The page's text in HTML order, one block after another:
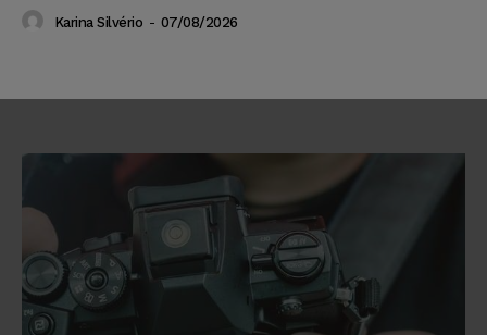
Karina Silvério - 07/08/2026